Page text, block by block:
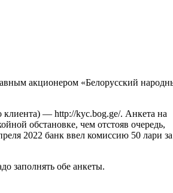
акционером «Белорусский
— http://kyc.bog.ge/. Анкета на
обстановке, чем отстояв очередь,
2022 банк ввел комиссию 50 лари за
заполнять обе анкеты.